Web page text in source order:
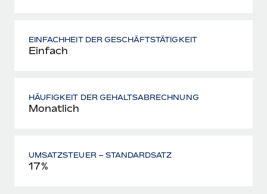
EINFACHHEIT DER GESCHÄFTSTÄTIGKEIT
Einfach
HÄUFIGKEIT DER GEHALTSABRECHNUNG
Monatlich
UMSATZSTEUER – STANDARDSATZ
17%